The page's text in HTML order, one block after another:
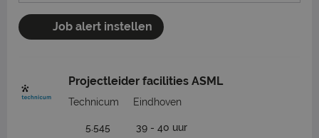
Job alert instellen
Projectleider facilities ASML
Technicum Eindhoven
5.545 39 - 40 uur